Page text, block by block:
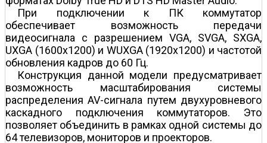
При подключении к ПК коммутатор
обеспечивает возможность передачи
видеосигнала с разрешением VGA, SVGA, SXGA,
UXGA (1600x1200) и WUXGA (1920x1200) и частотой
обновления кадров до 60 Гц.
Конструкция данной модели предусматривает
возможность масштабирования системы
распределения AV-сигнала путем двухуровневого
каскадного подключения коммутаторов. Это
позволяет объединить в рамках одной системы до
64 телевизоров, мониторов и проекторов.